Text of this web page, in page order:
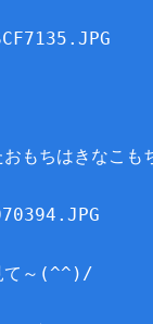
おもちはきなこも
て～(^^)/